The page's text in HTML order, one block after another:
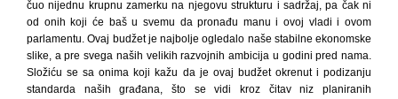
čuo nijednu krupnu zamerku na njegovu strukturu i sadržaj, pa čak ni
od onih koji će baš u svemu da pronađu manu i ovoj vladi i ovom
parlamentu. Ovaj budžet je najbolje ogledalo naše stabilne ekonomske
slike, a pre svega naših velikih razvojnih ambicija u godini pred nama.
Složiću se sa onima koji kažu da je ovaj budžet okrenut i podizanju
standarda naših građana, što se vidi kroz čitav niz planiranih